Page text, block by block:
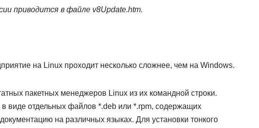
приводится в файле v8Update.htm.
на Linux проходит несколько сложнее, чем на Windows.
пакетных менеджеров Linux из их командной строки.
виде отдельных файлов *.deb или *.rpm, содержащих
на различных языках. Для установки тонкого